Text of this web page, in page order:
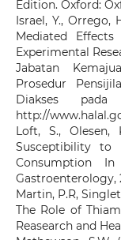
Edition. Oxford:
Israel, Y., Orrego,
Mediated
Experimental
Jabatan
Prosedur
Diakses
http://
Loft, S., Olesen,
Susceptibility to
Consumption
Gastroenterology,
Martin, P.R,
The Role of
Reasearch and